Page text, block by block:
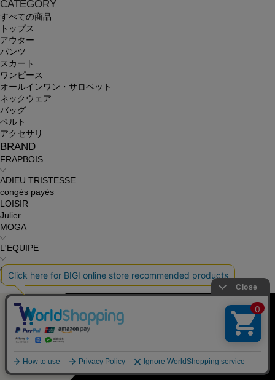
CATEGORY
すべての商品
トップス
アウター
パンツ
スカート
ワンピース
オールインワン・サロペット
ネックウェア
バッグ
ベルト
アクセサリ
BRAND
FRAPBOIS
ADIEU TRISTESSE
congés payés
LOISIR
Julier
MOGA
L'EQUIPE
endalence
unbilanc